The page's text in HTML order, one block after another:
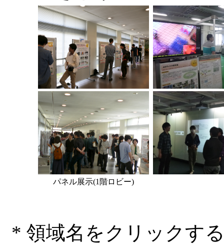
パネル展示(1階ロビー)
* 領域名をクリックす